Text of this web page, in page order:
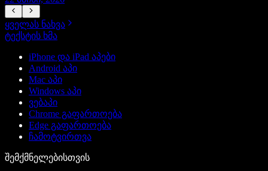
ყველას ნახვა
ტექსტის ხმა
iPhone და iPad აპები
Android აპი
Mac აპი
Windows აპი
ვებაპი
Chrome გაფართოება
Edge გაფართოება
ჩამოტვირთვა
შემქმნელებისთვის